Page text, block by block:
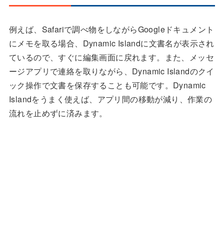
例えば、Safariで調べ物をしながらGoogleドキュメント
にメモを取る場合、Dynamic Islandに文書名が表示され
ているので、すぐに編集画面に戻れます。また、メッセ
ージアプリで連絡を取りながら、Dynamic Islandのクイ
ック操作で文書を保存することも可能です。Dynamic
Islandをうまく使えば、アプリ間の移動が減り、作業の
流れを止めずに済みます。